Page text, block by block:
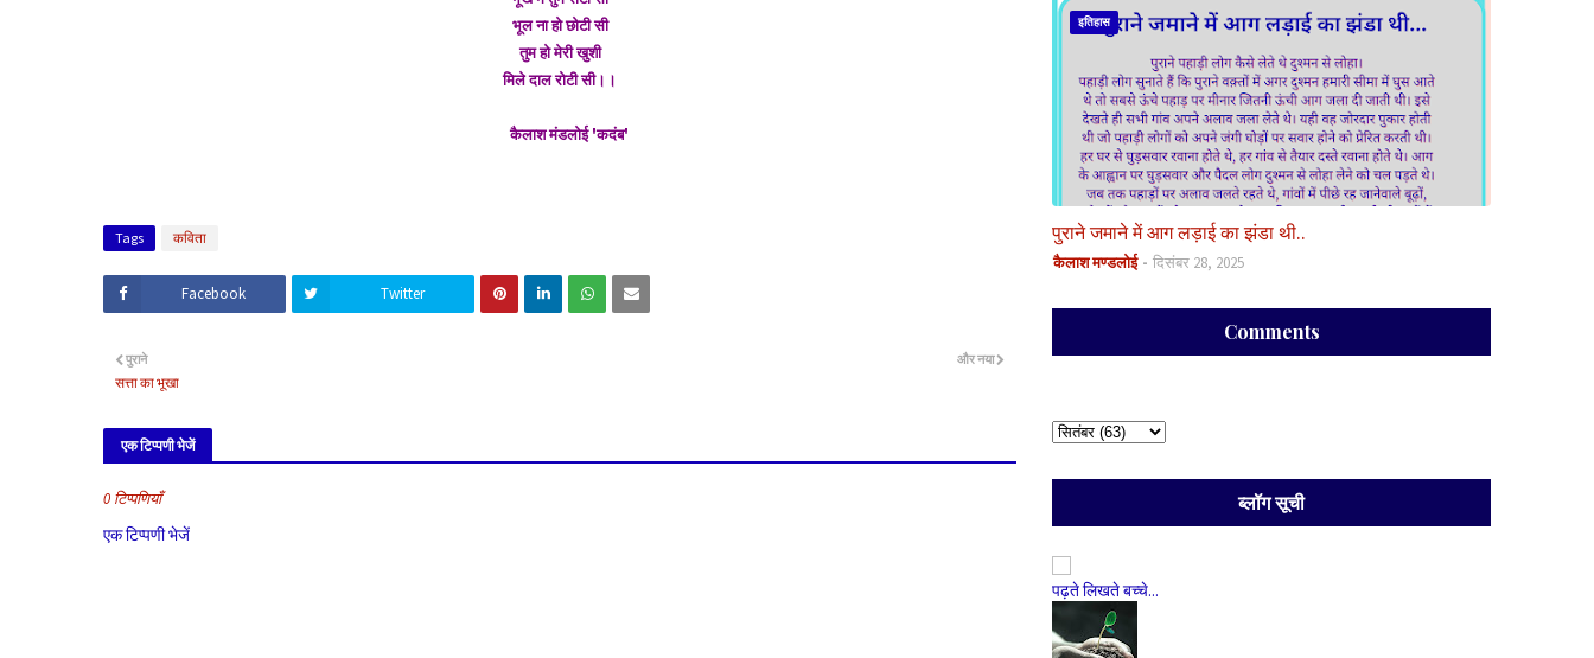
भूल ना हो छोटी सी
तुम हो मेरी खुशी
मिले दाल रोटी सी।।
कैलाश मंडलोई 'कदंब'
Tags कविता
Facebook Twitter
और नया
पुराने
सत्ता का भूखा
एक टिप्पणी भेजें
0 टिप्पणियाँ
एक टिप्पणी भेजें
इतिहास
पुराने जमाने में आग लड़ाई का झंडा थी..
कैलाश मण्डलोई दिसंबर 28, 2025
Comments
ब्लॉग सूची
पढ़ते लिखते बच्चे...